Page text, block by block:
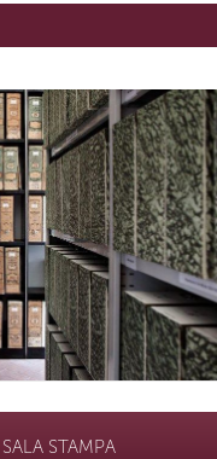
SALA STAMPA